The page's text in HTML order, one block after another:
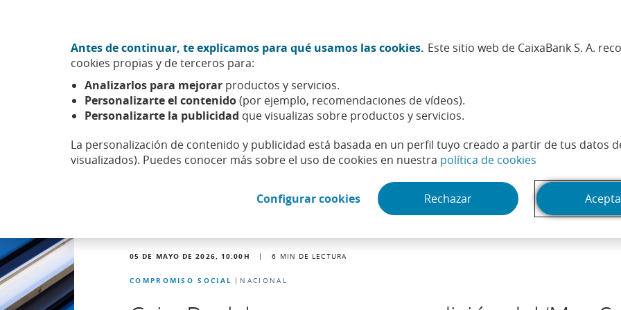
Antes de continuar, te explicamos para qué usamos las cookies. Este sitio web de CaixaBank S. A.
cookies propias y de terceros para:
Analizarlos para mejorar productos y servicios.
Personalizarte el contenido(por ejemplo, recomendaciones de vídeos).
Personalizarte la publicidad que visualizas sobre productos y servicios.
La personalización de contenido y publicidad está basada en un perfil tuyo creado a partir de tus datos
visualizados). Puedes conocer más sobre el uso de cookies en nuestra política de cookies
Configurar cookies(Abrir en ventana nueva)
Rechazar
Sobre nosotros
Actualidad Noticias Detalle noticia
05 DE MAYO DE 2026, 10:00 H |6 MIN DE LECTURA
COMPROMISO SOCIAL NACIONAL